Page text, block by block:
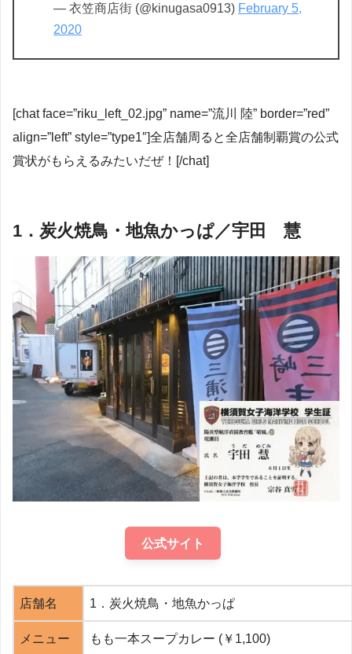
— 衣笠商店街 (@kinugasa0913) February 5,
2020
[chat face=”riku_left_02.jpg” name=”流川 陸” border=”red”
align=”left” style=”type1″]全店舗周ると全店舗制覇賞の公式
賞状がもらえるみたいだぜ！[/chat]
1．炭火焼鳥・地魚かっぱ／宇田 慧
公式サイト
店舗名 1．炭火焼鳥・地魚かっぱ
メニュー もも一本スープカレー (￥1,100)